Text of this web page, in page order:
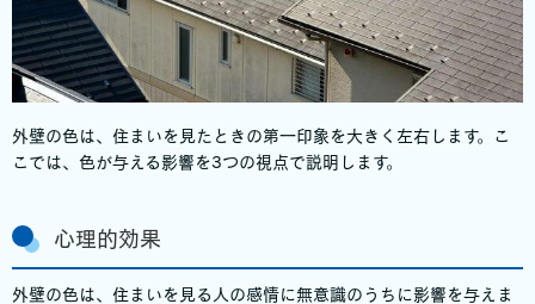
外壁の色は、住まいを見たときの第一印象を大きく左右します。こ
こでは、色が与える影響を3つの視点で説明します。
心理的効果
外壁の色は、住まいを見る人の感情に無意識のうちに影響を与えま